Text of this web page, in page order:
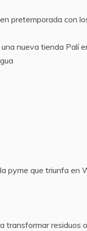
pretemporada con
nueva tienda Palí
pyme que triunfa en
transformar residuos